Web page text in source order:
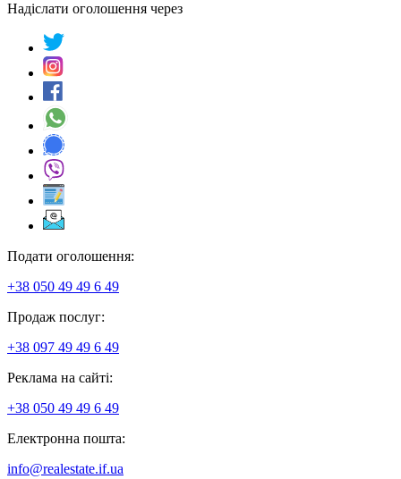
Надіслати оголошення через
Подати оголошення:
+38 050 49 49 6 49
Продаж послуг:
+38 097 49 49 6 49
Реклама на сайті:
+38 050 49 49 6 49
Електронна пошта:
info@realestate.if.ua